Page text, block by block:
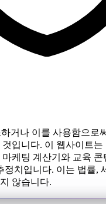
거나 이를 사용함으로
입니다. 이 웹사이트는
케팅 계산기와 교육 콘
정치입니다. 이는 법률,
않습니다.